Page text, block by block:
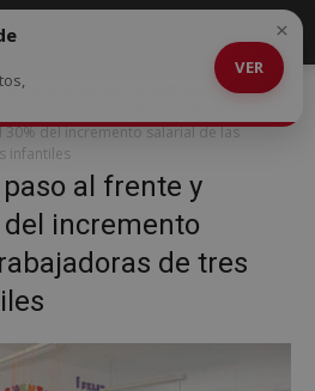
frente y asumirá el 30% del incremento
tres escuelas infantiles
del incremento salarial de las
infantiles
al frente y
incremento
de tres
VER
×